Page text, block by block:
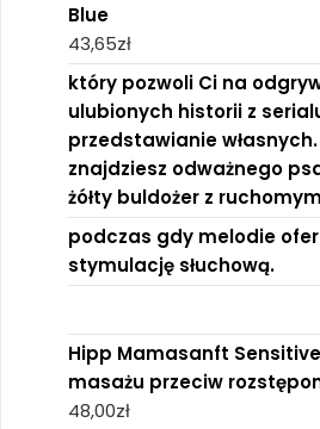
Blue
43,65zł
który pozwoli Ci na
ulubionych historii z
przedstawianie własnych.
znajdziesz odważnego
żółty buldożer z
podczas gdy melodie
stymulację słuchową.
Hipp Mamasanft
masażu przeciw
48,00zł